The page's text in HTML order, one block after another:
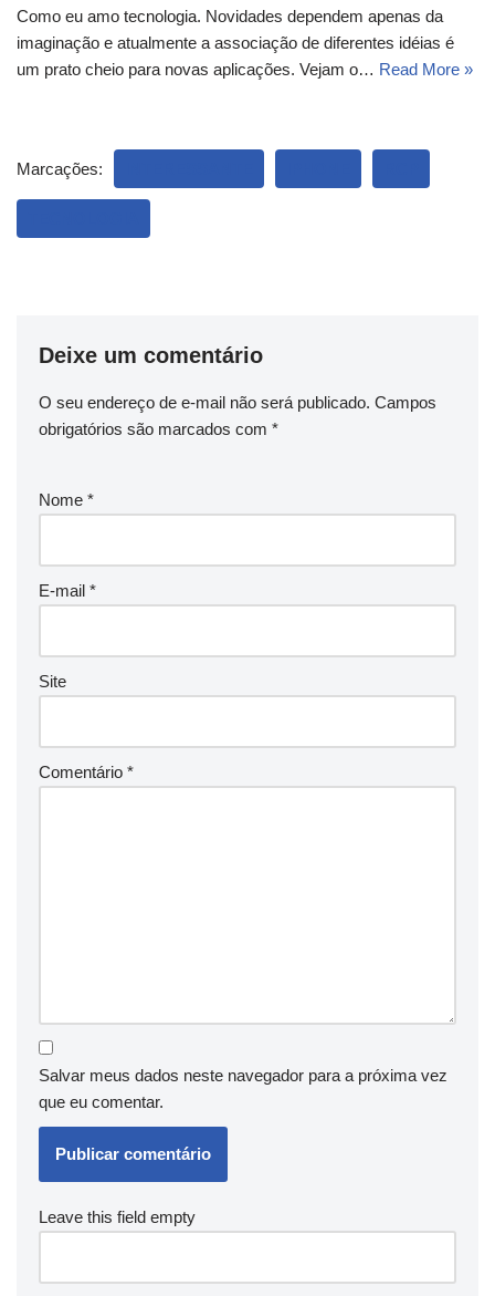
Como eu amo tecnologia. Novidades dependem apenas da
imaginação e atualmente a associação de diferentes idéias é
um prato cheio para novas aplicações. Vejam o… Read More »
Marcações:
Deixe um comentário
O seu endereço de e-mail não será publicado. Campos
obrigatórios são marcados com *
Nome *
E-mail *
Site
Comentário *
Salvar meus dados neste navegador para a próxima vez
que eu comentar.
Leave this field empty